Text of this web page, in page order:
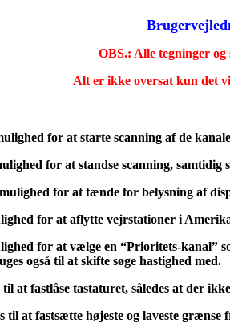
OBS.: Alle tegninger
Alt er ikke oversat kun det
for at starte scanning af de
for at standse scanning,
for at tænde for belysning af
for at aflytte vejrstationer i
for at vælge en “Prioritets-kanal”
også til at skifte søge hastighed med.
til at fastlåse tastaturet, således at der
til at fastsætte højeste og laveste grænse